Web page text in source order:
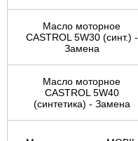
Масло моторное
CASTROL 5W30 (синт.) -
Замена
Масло моторное
CASTROL 5W40
(синтетика) - Замена